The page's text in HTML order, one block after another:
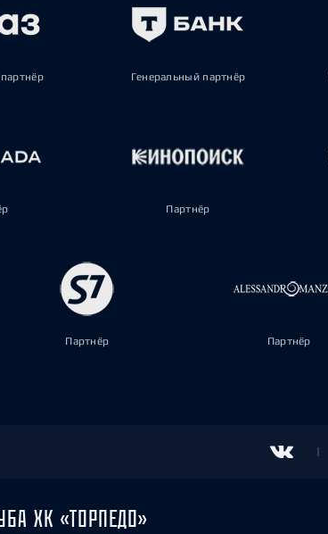
Генеральный партнёр
Партнёр
Партнёр Партнёр
ХК «ТОРПЕДО»